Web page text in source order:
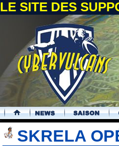
LE SITE DES
.
SKRELA